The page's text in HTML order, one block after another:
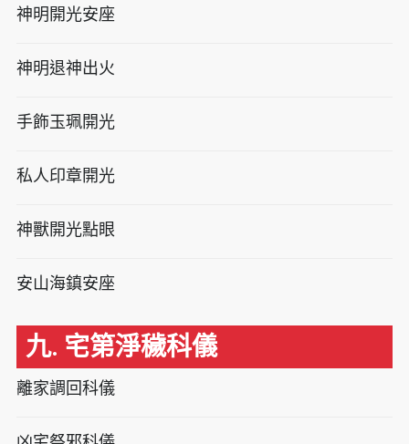
神明開光安座
神明退神出火
手飾玉珮開光
私人印章開光
神獸開光點眼
安山海鎮安座
九. 宅第淨穢科儀
離家調回科儀